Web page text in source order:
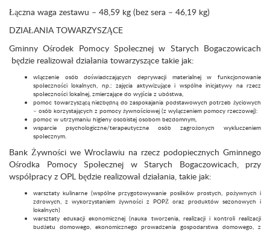
Łączna waga zestawu – 48,59 kg (bez sera – 46,19 kg)
DZIAŁANIA TOWARZYSZĄCE
Gminny Ośrodek Pomocy Społecznej w Starych Bogaczowicach
będzie realizował działania towarzyszące takie jak:
włączenie osób doświadczających deprywacji materialnej w funkcjonowanie
społeczności lokalnych, np.: zajęcia aktywizujące i wspólne inicjatywy na rzecz
społeczności lokalnej, zmierzające do wyjścia z ubóstwa,
pomoc towarzyszącą niezbędną do zaspokajania podstawowych potrzeb życiowych
– osób korzystających z pomocy żywnościowej (z wyłączeniem pomocy rzeczowej):
pomoc w utrzymaniu higieny osobistej osobom bezdomnym,
wsparcie psychologiczne/terapeutyczne osób zagrożonych wykluczeniem
społecznym.
Bank Żywności we Wrocławiu na rzecz podopiecznych Gminnego
Ośrodka Pomocy Społecznej w Starych Bogaczowicach, przy
współpracy z OPL będzie realizował działania, takie jak:
warsztaty kulinarne (wspólne przygotowywanie posiłków prostych, pożywnych i
zdrowych, z wykorzystaniem żywności z POPŻ oraz produktów sezonowych i
lokalnych)
warsztaty edukacji ekonomicznej (nauka tworzenia, realizacji i kontroli realizacji
budżetu domowego, ekonomicznego prowadzenia gospodarstwa domowego, z